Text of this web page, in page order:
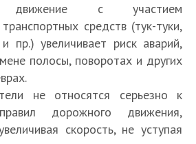
движение с участием
средств (тук-туки,
пр.) увеличивает риск аварий,
полосы, поворотах и других
не относятся серьезно к
дорожного движения,
скорость, не уступая